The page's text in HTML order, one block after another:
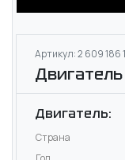
Артикул: 2 609 186
Двигатель
Двигатель:
Страна